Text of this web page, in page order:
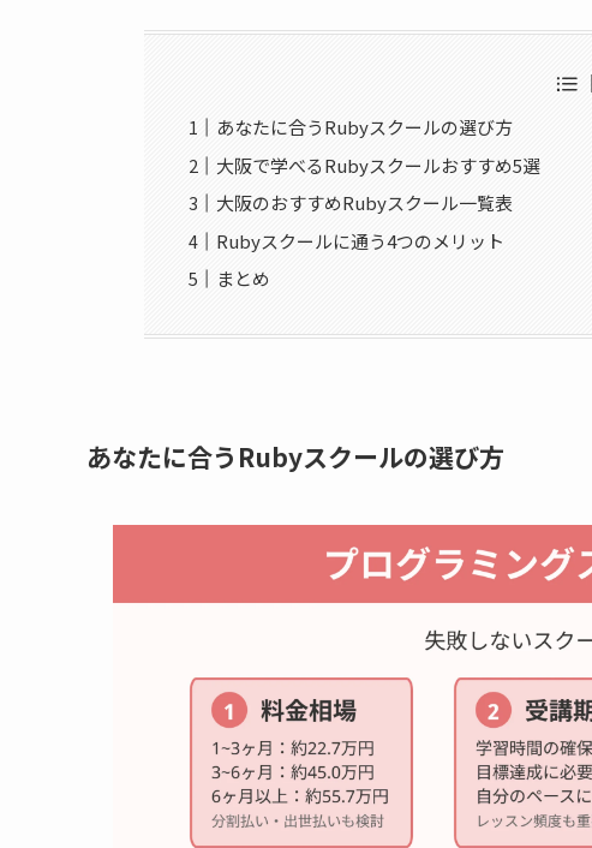
あなたに合うRubyスクールの選び方
大阪で学べるRubyスクールおすすめ5選
大阪のおすすめRubyスクール一覧表
Rubyスクールに通う4つのメリット
まとめ
あなたに合うRubyスクールの選び方